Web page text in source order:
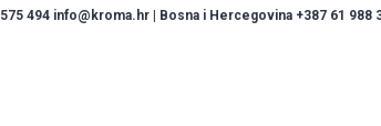
494 info@kroma.hr | Bosna i Hercegovina +387 61